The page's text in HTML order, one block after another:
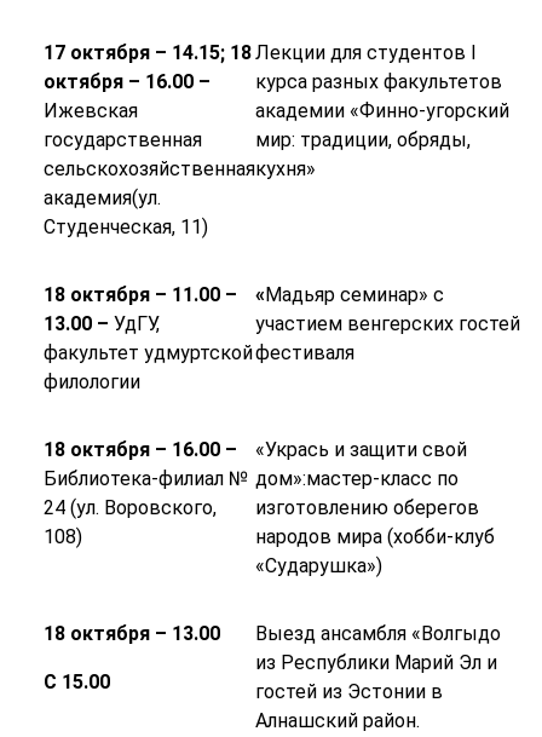
17 октября – 14.15; 18
октября – 16.00 –
Ижевская
государственная
сельскохозяйственная
академия(ул.
Студенческая, 11)
Лекции для студентов I
курса разных факультетов
академии «Финно-угорский
мир: традиции, обряды,
кухня»
18 октября – 11.00 –
13.00 – УдГУ,
факультет удмуртской
филологии
« Мадьяр семинар» с
участием венгерских гостей
фестиваля
18 октября – 16.00 –
Библиотека-филиал №
24 (ул. Воровского,
108)
«Укрась и защити свой
дом»:мастер-класс по
изготовлению оберегов
народов мира (хобби-клуб
«Сударушка»)
18 октября – 13.00
С 15.00
Выезд ансамбля «Волгыдо
из Республики Марий Эл и
гостей из Эстонии в
Алнашский район.